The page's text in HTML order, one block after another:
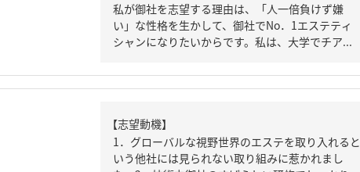
私が御社を志望する理由は、「人一倍負けず嫌
い」な性格を生かして、御社でNo．1エステティ
シャンになりたいからです。私は、大学でチア...
【志望動機】
1．グローバルな視野世界のエステを取り入れると
いう他社には見られない取り組みに惹かれまし